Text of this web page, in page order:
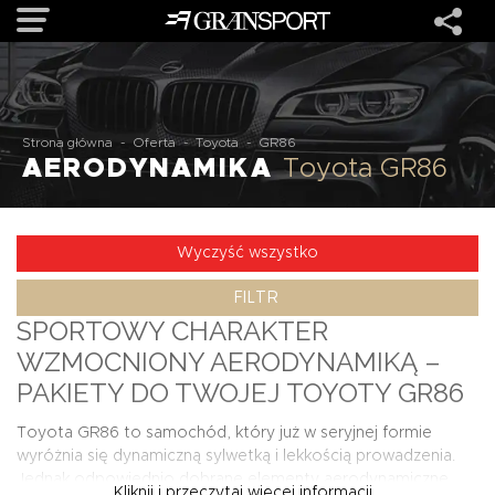
OFERTA
MARKI
O NAS
USŁUGI
KONTAKT
Strona główna - Oferta - Toyota - GR86
AERODYNAMIKAToyota GR86
Wyczyść wszystko
FILTR
SPORTOWY CHARAKTER
WZMOCNIONY AERODYNAMIKĄ –
PAKIETY DO TWOJEJ TOYOTY GR86
Toyota GR86 to samochód, który już w seryjnej formie
wyróżnia się dynamiczną sylwetką i lekkością prowadzenia.